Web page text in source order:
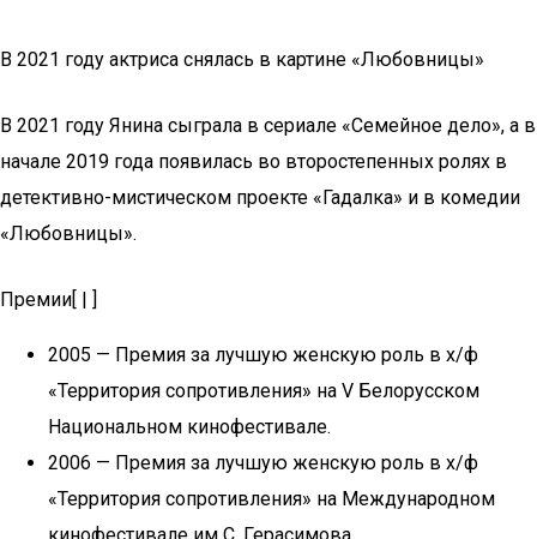
В 2021 году актриса снялась в картине «Любовницы»
В 2021 году Янина сыграла в сериале «Семейное дело», а в
начале 2019 года появилась во второстепенных ролях в
детективно-мистическом проекте «Гадалка» и в комедии
«Любовницы».
Премии[ | ]
2005 — Премия за лучшую женскую роль в х/ф
«Территория сопротивления» на V Белорусском
Национальном кинофестивале.
2006 — Премия за лучшую женскую роль в х/ф
«Территория сопротивления» на Международном